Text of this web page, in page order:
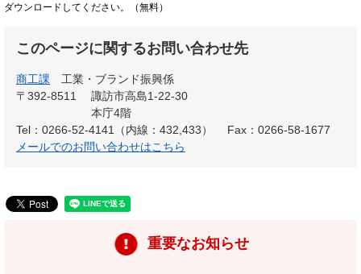
ダウンロードしてください。（無料）
このページに関するお問い合わせ先
商工課
工業・ブランド振興係
〒392-8511
諏訪市高島1-22-30
本庁4階
Tel：0266-52-4141（内線：432,433）
Fax：0266-58-1677
メールでのお問い合わせはこちら
重要なお知らせ